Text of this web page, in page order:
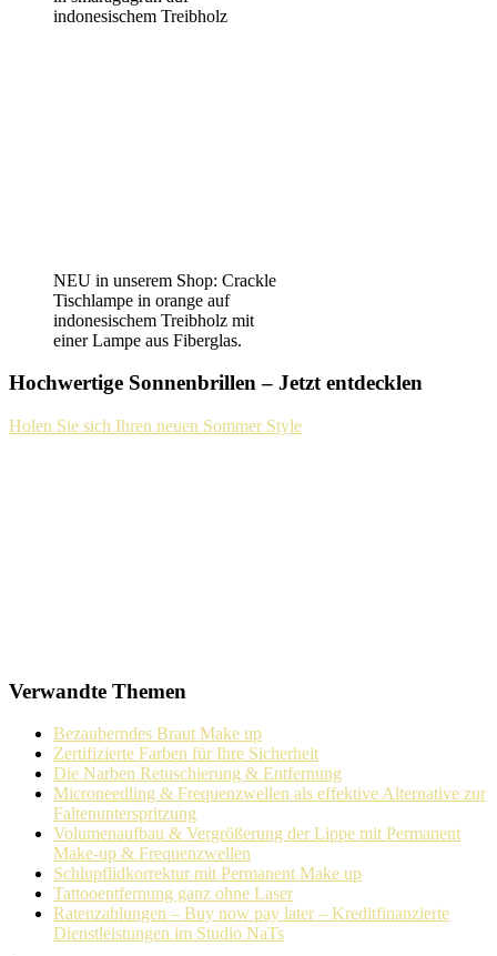
indonesischem Treibholz
NEU in unserem Shop: Crackle
Tischlampe in orange auf
indonesischem Treibholz mit
einer Lampe aus Fiberglas.
Hochwertige Sonnenbrillen – Jetzt entdecklen
Holen Sie sich Ihren neuen Sommer Style
Verwandte Themen
Bezauberndes Braut Make up
Zertifizierte Farben für Ihre Sicherheit
Die Narben Retuschierung & Entfernung
Microneedling & Frequenzwellen als effektive Alternative zur
Faltenunterspritzung
Volumenaufbau & Vergrößerung der Lippe mit Permanent
Make-up & Frequenzwellen
Schlupflidkorrektur mit Permanent Make up
Tattooentfernung ganz ohne Laser
Ratenzahlungen – Buy now pay later – Kreditfinanzierte
Dienstleistungen im Studio NaTs